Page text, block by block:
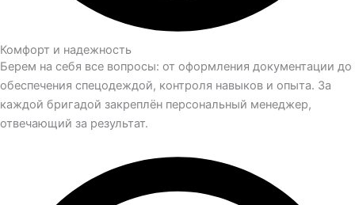
Комфорт и надежность
Берем на себя все вопросы: от оформления документации до
обеспечения спецодеждой, контроля навыков и опыта. За
каждой бригадой закреплён персональный менеджер,
отвечающий за результат.